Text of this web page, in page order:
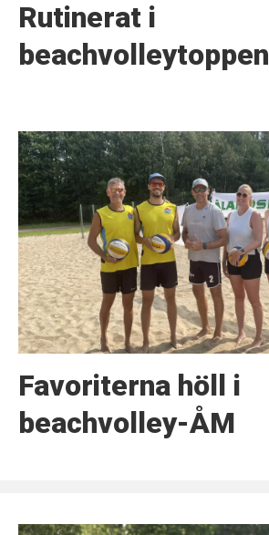
Rutinerat i
beachvolleytoppen
Favoriterna höll i
beachvolley-ÅM